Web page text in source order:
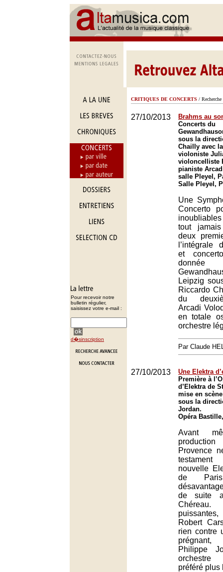
Pour recevoir notre
bulletin régulier,
saisissez votre e-mail :
d�sinscription
CRITIQUES DE CONCERTS / Recherche
27/10/2013
Brahms au
Concerts du
sous la
Chailly avec
violoniste
violoncelliste
pianiste
salle Pleyel,
Salle Pleyel,
Une
Concerto
tout
deux
l’intégrale
et
Leipzig
Riccardo
du
Arcadi
en totale
orchestre
Par Claude
27/10/2013
Une Elektra
Première à
d’Elektra de
mise en
sous la
Jordan.
Opéra
Avant
Provence
nouvelle
de
de suite
Robert
rien contre
Philippe
orchestre
préféré plus